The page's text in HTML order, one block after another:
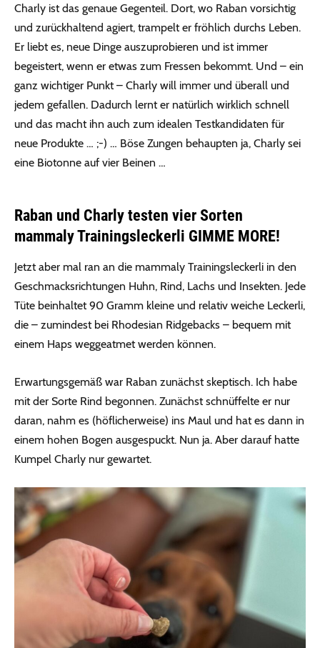
Charly ist das genaue Gegenteil. Dort, wo Raban vorsichtig
und zurückhaltend agiert, trampelt er fröhlich durchs Leben.
Er liebt es, neue Dinge auszuprobieren und ist immer
begeistert, wenn er etwas zum Fressen bekommt. Und – ein
ganz wichtiger Punkt – Charly will immer und überall und
jedem gefallen. Dadurch lernt er natürlich wirklich schnell
und das macht ihn auch zum idealen Testkandidaten für
neue Produkte … ;-) … Böse Zungen behaupten ja, Charly sei
eine Biotonne auf vier Beinen …
Raban und Charly testen vier Sorten
mammaly Trainingsleckerli GIMME MORE!
Jetzt aber mal ran an die mammaly Trainingsleckerli in den
Geschmacksrichtungen Huhn, Rind, Lachs und Insekten. Jede
Tüte beinhaltet 90 Gramm kleine und relativ weiche Leckerli,
die – zumindest bei Rhodesian Ridgebacks – bequem mit
einem Haps weggeatmet werden können.
Erwartungsgemäß war Raban zunächst skeptisch. Ich habe
mit der Sorte Rind begonnen. Zunächst schnüffelte er nur
daran, nahm es (höflicherweise) ins Maul und hat es dann in
einem hohen Bogen ausgespuckt. Nun ja. Aber darauf hatte
Kumpel Charly nur gewartet.